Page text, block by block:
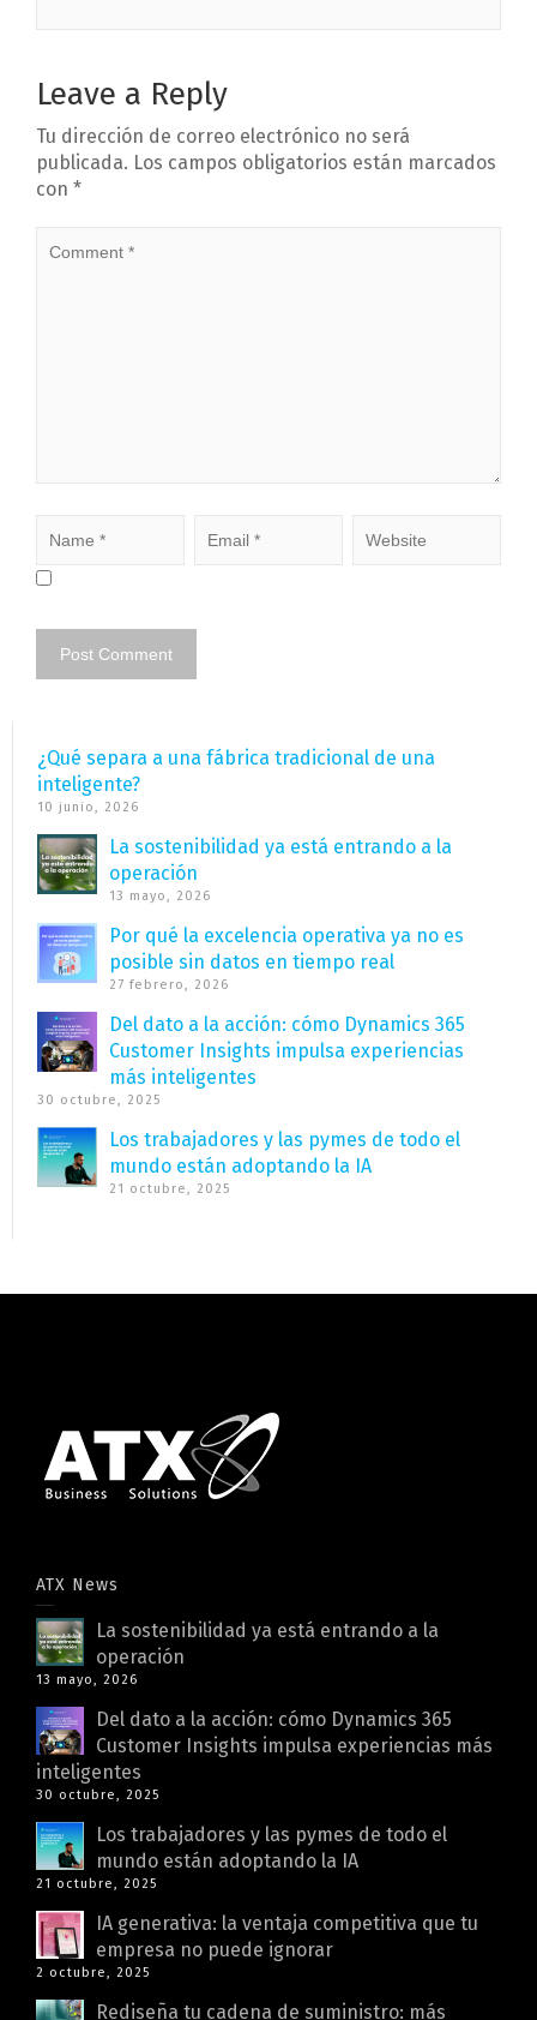
Leave a Reply
Tu dirección de correo electrónico no será
publicada. Los campos obligatorios están marcados
con *
¿Qué separa a una fábrica tradicional de una
inteligente?
10 junio, 2026
La sostenibilidad ya está entrando a la
operación
13 mayo, 2026
Por qué la excelencia operativa ya no es
posible sin datos en tiempo real
27 febrero, 2026
Del dato a la acción: cómo Dynamics 365
Customer Insights impulsa experiencias
más inteligentes
30 octubre, 2025
Los trabajadores y las pymes de todo el
mundo están adoptando la IA
21 octubre, 2025
ATX News
La sostenibilidad ya está entrando a la
operación
13 mayo, 2026
Del dato a la acción: cómo Dynamics 365
Customer Insights impulsa experiencias más
inteligentes
30 octubre, 2025
Los trabajadores y las pymes de todo el
mundo están adoptando la IA
21 octubre, 2025
IA generativa: la ventaja competitiva que tu
empresa no puede ignorar
2 octubre, 2025
Rediseña tu cadena de suministro: más